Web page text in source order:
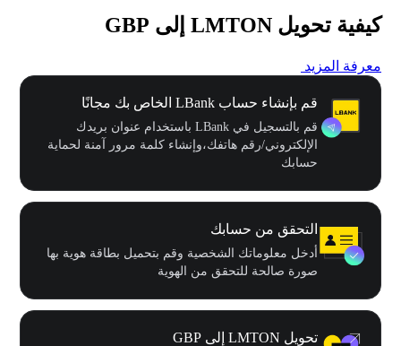
كيفية تحويل LMTON إلى GBP
معرفة المزيد
قم بإنشاء حساب LBank الخاص بك مجانًا
قم بالتسجيل في LBank باستخدام عنوان بريدك
الإلكتروني/رقم هاتفك،وإنشاء كلمة مرور آمنة لحماية
حسابك
التحقق من حسابك
أدخل معلوماتك الشخصية وقم بتحميل بطاقة هوية بها
صورة صالحة للتحقق من الهوية
تحويل LMTON إلى GBP